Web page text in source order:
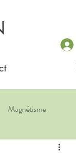
Magnétisme